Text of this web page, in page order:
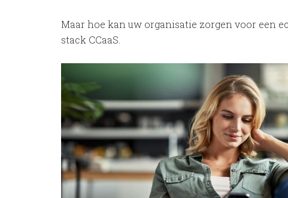
Maar hoe kan uw organisatie zorgen voor een
stack CCaaS.